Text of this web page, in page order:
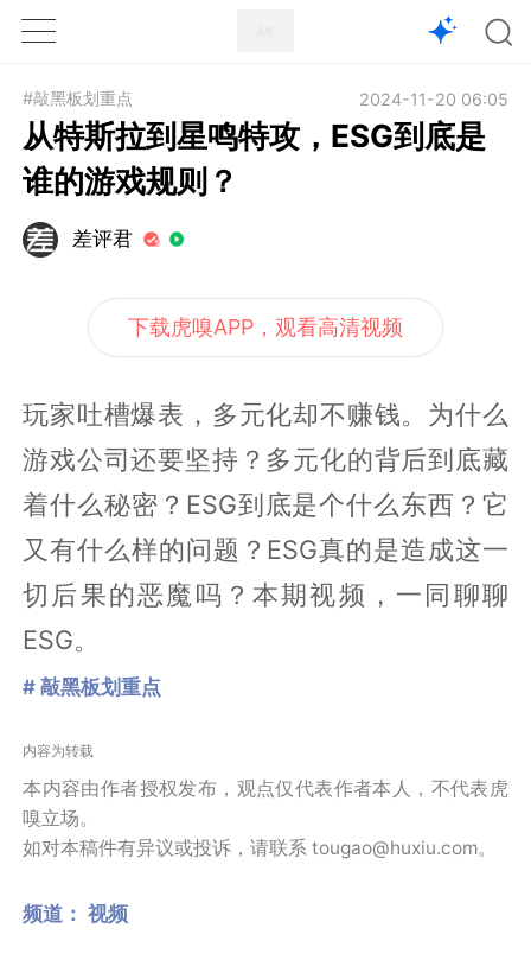
1X
#敲黑板划重点 2024-11-20 06:05
从特斯拉到星鸣特攻，ESG到底是
谁的游戏规则？
差评君
下载虎嗅APP，观看高清视频
玩家吐槽爆表，多元化却不赚钱。为什么
游戏公司还要坚持？多元化的背后到底藏
着什么秘密？ESG到底是个什么东西？它
又有什么样的问题？ESG真的是造成这一
切后果的恶魔吗？本期视频，一同聊聊
ESG。
# 敲黑板划重点
内容为转载
本内容由作者授权发布，观点仅代表作者本人，不代表虎
嗅立场。
如对本稿件有异议或投诉，请联系 tougao@huxiu.com。
频道： 视频